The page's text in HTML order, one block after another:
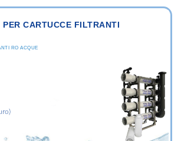
CARTUCCE FILTRANTI
RO ACQUE